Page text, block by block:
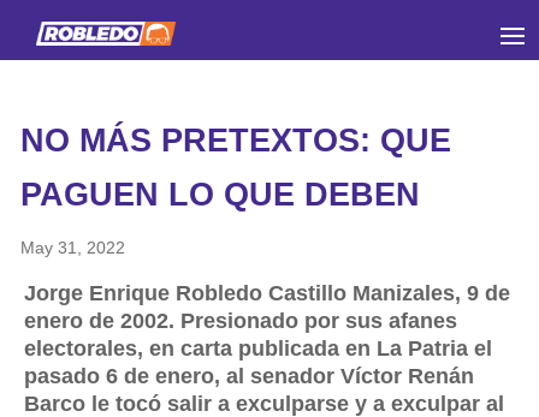
NO MÁS PRETEXTOS: QUE
PAGUEN LO QUE DEBEN
May 31, 2022
Jorge Enrique Robledo Castillo Manizales, 9 de
enero de 2002. Presionado por sus afanes
electorales, en carta publicada en La Patria el
pasado 6 de enero, al senador Víctor Renán
Barco le tocó salir a exculparse y a exculpar al